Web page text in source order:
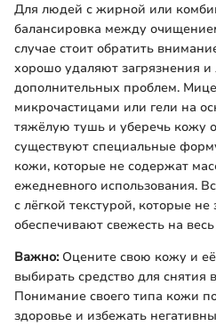
Для людей с жирной или
балансировка между
случае стоит обратить
хорошо удаляют загрязнения
дополнительных проблем.
микрочастицами или гели на
тяжёлую тушь и уберечь кожу
существуют специальные
кожи, которые не содержат
ежедневного использования.
с лёгкой текстурой, которые
обеспечивают свежесть на
Важно:Оцените свою кожу и
выбирать средство для снятия
Понимание своего типа кожи
здоровье и избежать